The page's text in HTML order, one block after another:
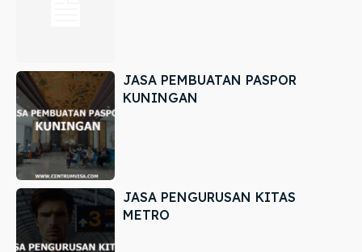
JASA PEMBUATAN PASPOR
KUNINGAN
JASA PENGURUSAN KITAS
METRO